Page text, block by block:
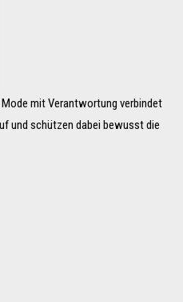
mit Verantwortung verbindet
und schützen dabei bewusst die